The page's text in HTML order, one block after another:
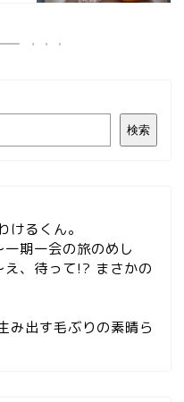
検索
るくん。
期一会の旅のめし
、待って!? まさかの
み出す毛ぶりの素晴ら